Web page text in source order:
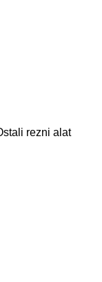
rezni alat